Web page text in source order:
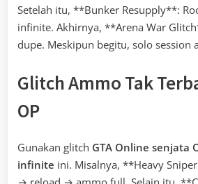
Setelah itu, **Bunker Resupply**:
infinite. Akhirnya, **Arena War
dupe. Meskipun begitu, solo session
Glitch Ammo Tak
OP
Gunakan glitch GTA Online senjata
infinite ini. Misalnya, **Heavy